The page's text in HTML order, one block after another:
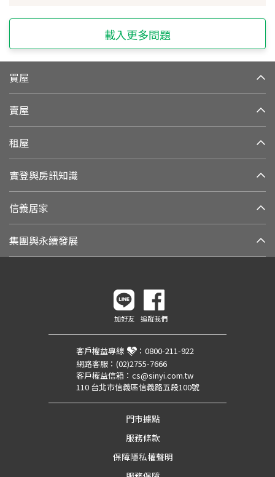
載入更多問題
買屋
賣屋
租屋
實登與房訊知識
信義居家
集團與永續發展
加好友 追蹤我們
客戶權益專線 ： 0800-211-922
網路客服： (02)2755-7666
客戶權益信箱： cs@sinyi.com.tw
110 台北市信義區信義路五段100號
門市據點
服務條款
保障隱私權聲明